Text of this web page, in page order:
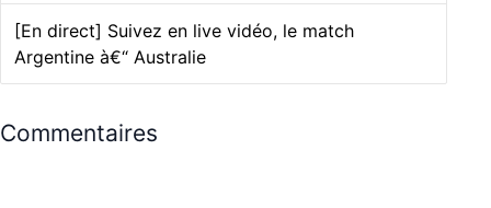
[En direct] Suivez en live vidéo, le match
Argentine à€“ Australie
Commentaires